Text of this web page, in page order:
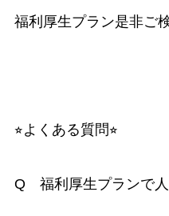
福利厚生プラン是非ご
⭐︎よくある質問⭐︎
Q 福利厚生プランで人